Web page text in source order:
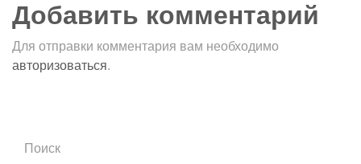
Добавить комментарий
Для отправки комментария вам необходимо
авторизоваться.
Поиск